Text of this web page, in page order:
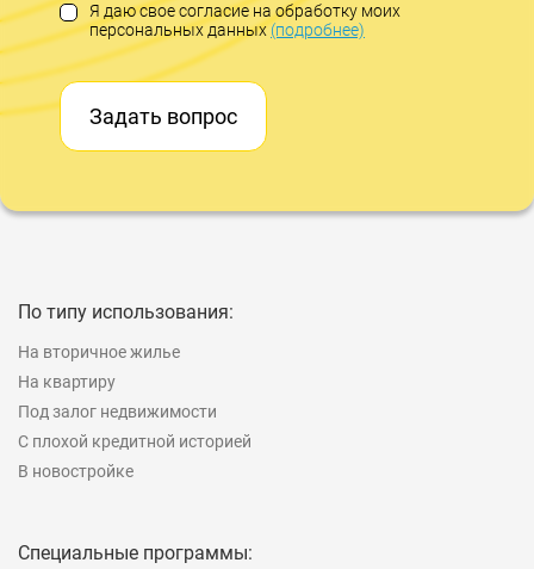
Я даю свое согласие на обработку моих
персональных данных(подробнее)
Задать вопрос
По типу использования:
На вторичное жилье
На квартиру
Под залог недвижимости
С плохой кредитной историей
В новостройке
Специальные программы: